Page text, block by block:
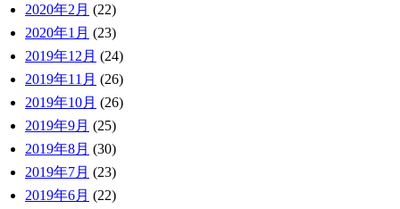
2020年2月 (22)
2020年1月 (23)
2019年12月 (24)
2019年11月 (26)
2019年10月 (26)
2019年9月 (25)
2019年8月 (30)
2019年7月 (23)
2019年6月 (22)